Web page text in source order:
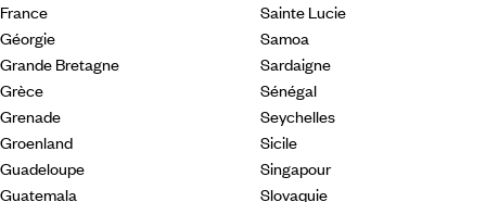
France
Géorgie
Grande Bretagne
Grèce
Grenade
Groenland
Guadeloupe
Guatemala
Sainte Lucie
Samoa
Sardaigne
Sénégal
Seychelles
Sicile
Singapour
Slovaquie